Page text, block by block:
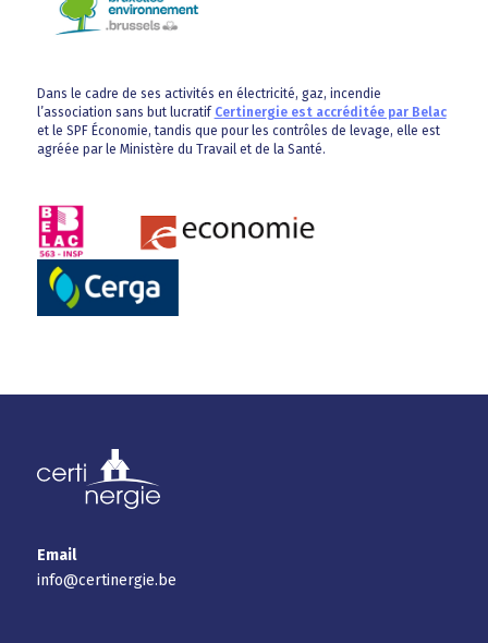
Dans le cadre de ses activités en électricité, gaz, incendie
l’association sans but lucratif Certinergie est accréditée par Belac
et le SPF Économie, tandis que pour les contrôles de levage, elle est
agréée par le Ministère du Travail et de la Santé.
Email
info@certinergie.be